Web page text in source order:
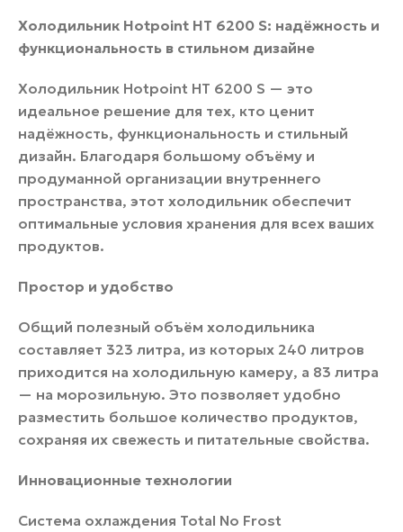
Холодильник Hotpoint HT 6200 S: надёжность и
функциональность в стильном дизайне
Холодильник Hotpoint HT 6200 S — это
идеальное решение для тех, кто ценит
надёжность, функциональность и стильный
дизайн. Благодаря большому объёму и
продуманной организации внутреннего
пространства, этот холодильник обеспечит
оптимальные условия хранения для всех ваших
продуктов.
Простор и удобство
Общий полезный объём холодильника
составляет 323 литра, из которых 240 литров
приходится на холодильную камеру, а 83 литра
— на морозильную. Это позволяет удобно
разместить большое количество продуктов,
сохраняя их свежесть и питательные свойства.
Инновационные технологии
Система охлаждения Total No Frost